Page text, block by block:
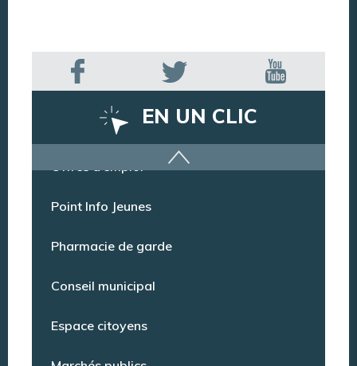
EN UN CLIC